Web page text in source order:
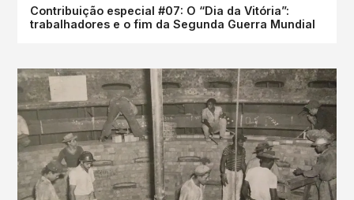
Contribuição especial #07: O “Dia da Vitória”:
trabalhadores e o fim da Segunda Guerra Mundial